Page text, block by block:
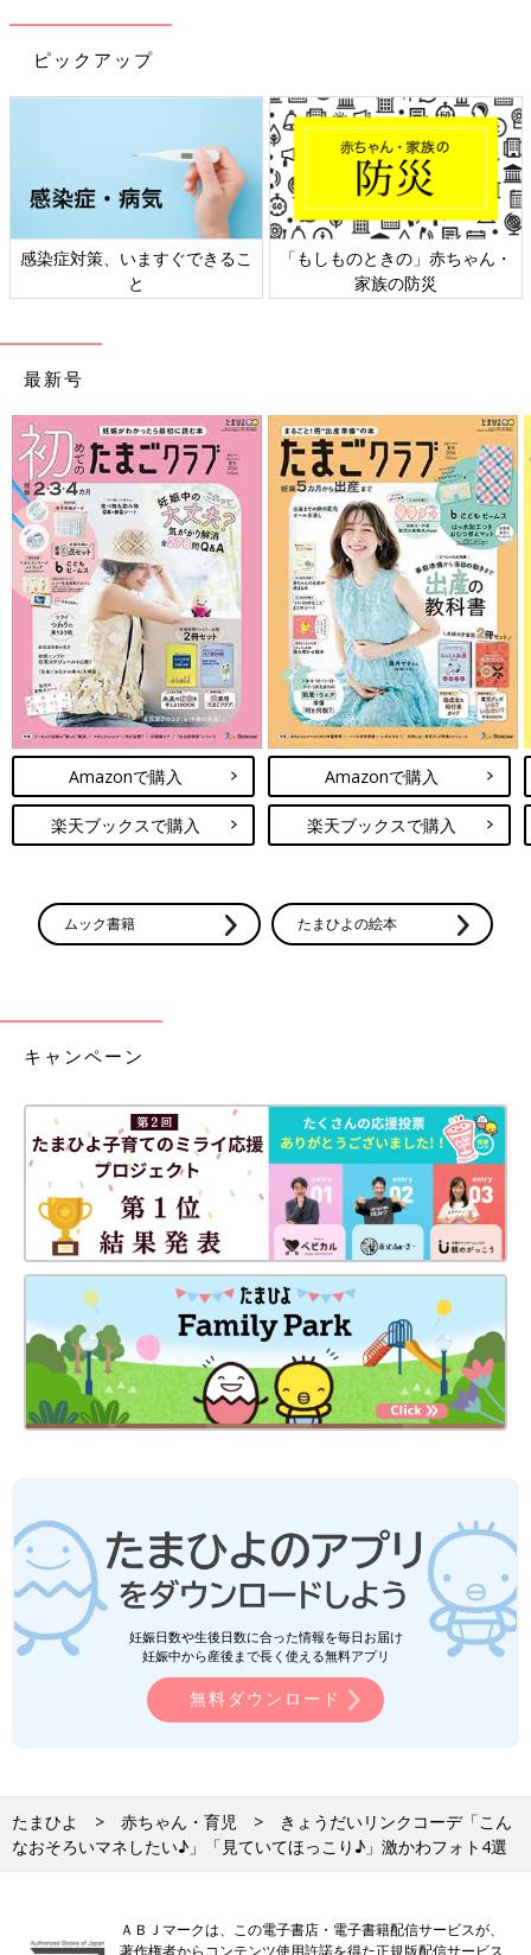
ピックアップ
感染症対策、いますぐできるこ
と
「もしものときの」赤ちゃん・
家族の防災
最新号
Amazonで購入
楽天ブックスで購入
Amazonで購入
楽天ブックスで購入
ムック書籍 たまひよの絵本
キャンペーン
妊娠日数や生後日数に合った情報を毎日お届け
妊娠中から産後まで長く使える無料アプリ
無料ダウンロード
たまひよ 赤ちゃん・育児
きょうだいリンクコーデ「こん
なおそろいマネしたい♪」「見ていてほっこり♪」激かわフォト4選
ＡＢＪマークは、この電子書店・電子書籍配信サービスが、
著作権者からコンテンツ使用許諾を得た正規版配信サービス